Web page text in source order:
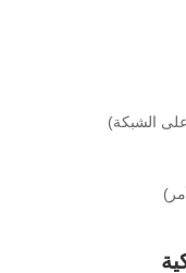
الشبكة)